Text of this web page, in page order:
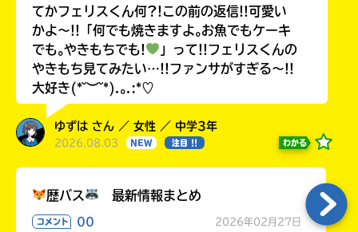
てかフェリスくん何?!この前の返信!!可愛い
かよ〜!!「何でも焼きますよ｡お魚でもケーキ
でも｡やきもちでも!
」って!!フェリスくんの
やきもち見てみたい…!!ファンサがすぎる〜!!
大好き(*˘︶˘*).｡.:*♡
ゆずは さん ／ 女性 ／ 中学3年
2026.08.03 NEW 注目 !! わかる
歴バス 最新情報まとめ
コメント 00 2026年02月27日